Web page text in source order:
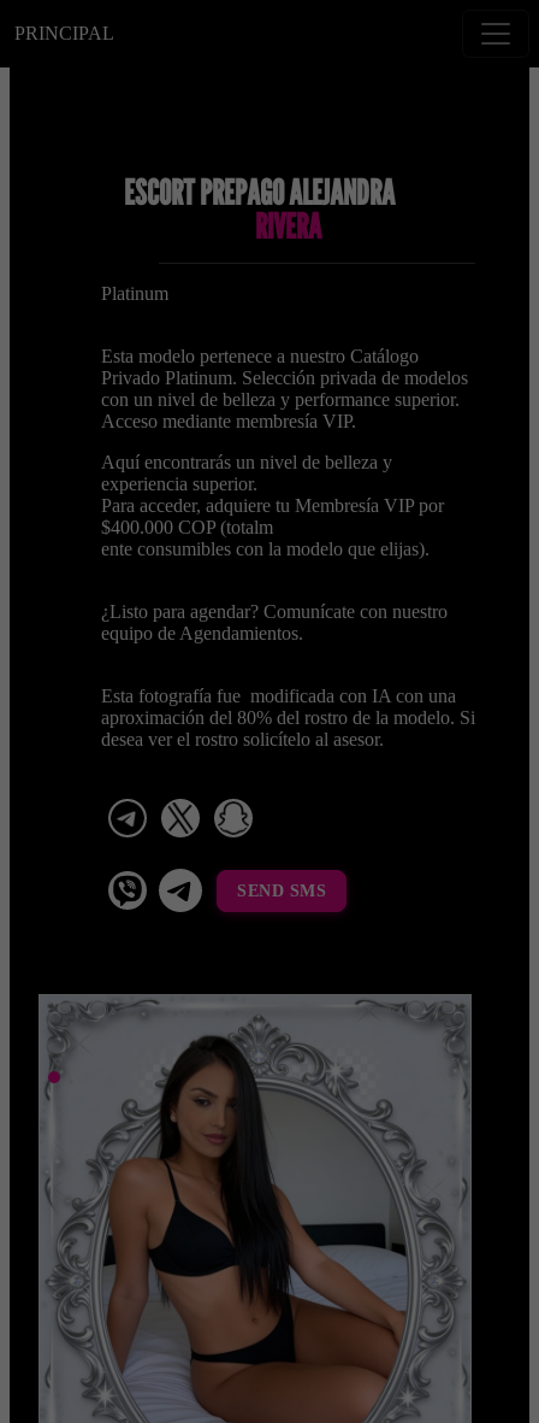
PRINCIPAL
ESCORT PREPAGO ALEJANDRA
RIVERA
Platinum
Esta modelo pertenece a nuestro Catálogo
Privado Platinum. Selección privada de modelos
con un nivel de belleza y performance superior.
Acceso mediante membresía VIP.
Aquí encontrarás un nivel de belleza y
experiencia superior.
Para acceder, adquiere tu Membresía VIP por
$400.000 COP (totalm
ente consumibles con la modelo que elijas).
¿Listo para agendar? Comunícate con nuestro
equipo de Agendamientos.
Esta fotografía fue modificada con IA con una
aproximación del 80% del rostro de la modelo. Si
desea ver el rostro solicítelo al asesor.
telegram
viber Telegram La Celestina
SEND SMS